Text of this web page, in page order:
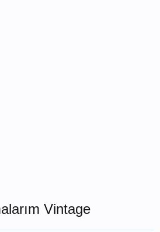
Vintage